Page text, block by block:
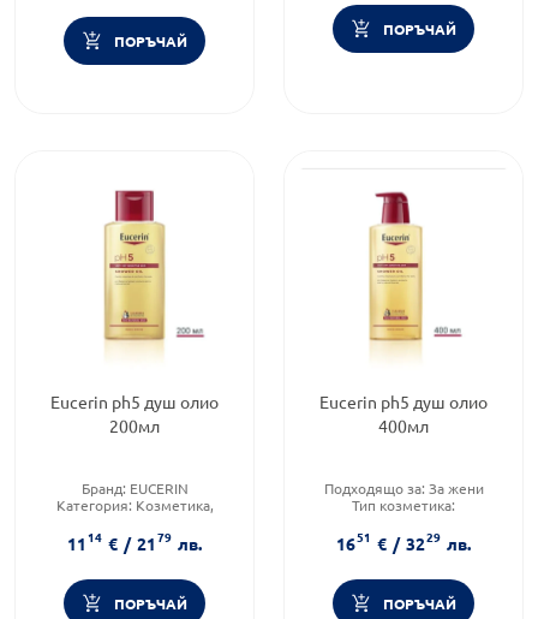
ПОРЪЧАЙ
ПОРЪЧАЙ
Eucerin ph5 душ олио
200мл
Бранд: EUCERIN
Категория: Козметика,
Подходящо за:За жени
1114 € / 2179 лв.
ПОРЪЧАЙ
Eucerin ph5 душ олио
400мл
Подходящо за: За жени
Тип козметика:
Форма на продукта:душ-
олио
1651 € / 3229 лв.
ПОРЪЧАЙ